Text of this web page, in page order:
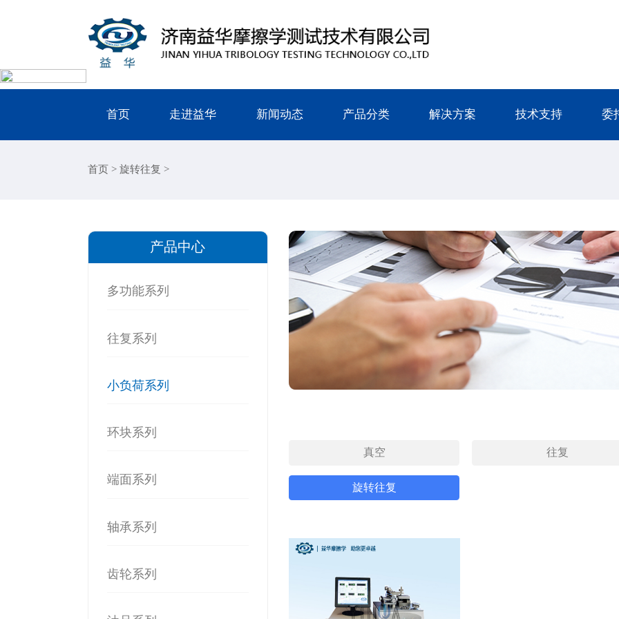
首页 走进益华 新闻动态 产品分类 解决方案 技术支持 委
首页 > 旋转往复 >
产品中心
多功能系列
往复系列
小负荷系列
环块系列
端面系列
轴承系列
齿轮系列
真空 往复
旋转往复